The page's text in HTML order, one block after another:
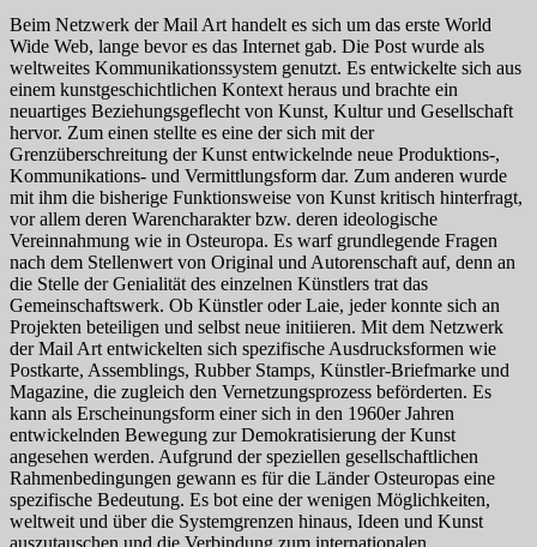
Beim Netzwerk der Mail Art handelt es sich um das erste World
Wide Web, lange bevor es das Internet gab. Die Post wurde als
weltweites Kommunikationssystem genutzt. Es entwickelte sich aus
einem kunstgeschichtlichen Kontext heraus und brachte ein
neuartiges Beziehungsgeflecht von Kunst, Kultur und Gesellschaft
hervor. Zum einen stellte es eine der sich mit der
Grenzüberschreitung der Kunst entwickelnde neue Produktions-,
Kommunikations- und Vermittlungsform dar. Zum anderen wurde
mit ihm die bisherige Funktionsweise von Kunst kritisch hinterfragt,
vor allem deren Warencharakter bzw. deren ideologische
Vereinnahmung wie in Osteuropa. Es warf grundlegende Fragen
nach dem Stellenwert von Original und Autorenschaft auf, denn an
die Stelle der Genialität des einzelnen Künstlers trat das
Gemeinschaftswerk. Ob Künstler oder Laie, jeder konnte sich an
Projekten beteiligen und selbst neue initiieren. Mit dem Netzwerk
der Mail Art entwickelten sich spezifische Ausdrucksformen wie
Postkarte, Assemblings, Rubber Stamps, Künstler-Briefmarke und
Magazine, die zugleich den Vernetzungsprozess beförderten. Es
kann als Erscheinungsform einer sich in den 1960er Jahren
entwickelnden Bewegung zur Demokratisierung der Kunst
angesehen werden. Aufgrund der speziellen gesellschaftlichen
Rahmenbedingungen gewann es für die Länder Osteuropas eine
spezifische Bedeutung. Es bot eine der wenigen Möglichkeiten,
weltweit und über die Systemgrenzen hinaus, Ideen und Kunst
auszutauschen und die Verbindung zum internationalen